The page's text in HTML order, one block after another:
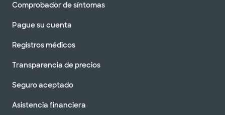
Comprobador de síntomas
Pague su cuenta
Registros médicos
Transparencia de precios
Seguro aceptado
Asistencia financiera